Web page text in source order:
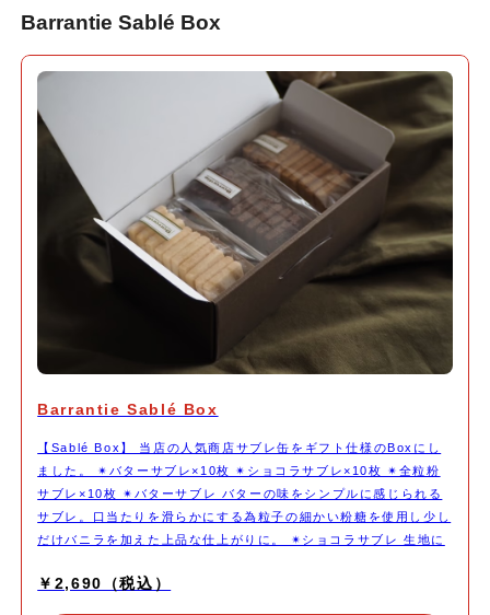
Barrantie Sablé Box
Barrantie Sablé Box
【Sablé Box】 当店の人気商店サブレ缶をギフト仕様のBoxにし
ました。 ✴︎バターサブレ×10枚 ✴︎ショコラサブレ×10枚 ✴︎全粒粉
サブレ×10枚 ✴︎バターサブレ バターの味をシンプルに感じられる
サブレ。口当たりを滑らかにする為粒子の細かい粉糖を使用し少し
だけバニラを加えた上品な仕上がりに。 ✴︎ショコラサブレ 生地に
た。ガーナ産66％のチョコレートを刻んで加えることでカカオの
￥2,690（税込）